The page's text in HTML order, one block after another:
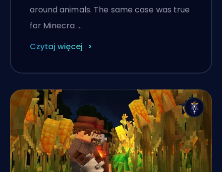
around animals. The same case was true
for Minecra …
Czytaj więcej